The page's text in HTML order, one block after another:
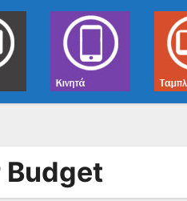
Budget